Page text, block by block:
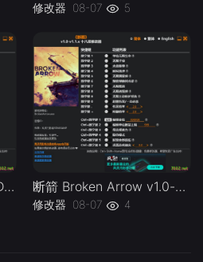
修改器 08-07 5
迪士尼梦幻星谷 Disney Dreamlight Valley v1.0-v20260729 Plus 18 Trainer.-单机修改器下载-仅支持迅雷（部分修改器仅支持本站游戏本体 断箭 Broken Arrow v1.0-v1.1.x Plus 18 Trainer-单机修改器下载-仅支持迅雷（部分修改器仅支持本站游戏本体
修改器 08-07 4